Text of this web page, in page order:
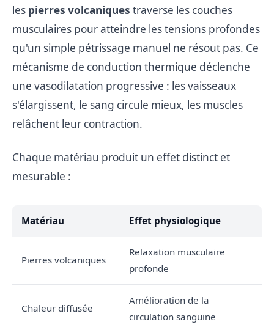
les pierres volcaniques traverse les couches
musculaires pour atteindre les tensions profondes
qu'un simple pétrissage manuel ne résout pas. Ce
mécanisme de conduction thermique déclenche
une vasodilatation progressive : les vaisseaux
s'élargissent, le sang circule mieux, les muscles
relâchent leur contraction.
Chaque matériau produit un effet distinct et
mesurable :
Matériau Effet physiologique
Pierres volcaniques
Relaxation musculaire
profonde
Chaleur diffusée
Amélioration de la
circulation sanguine